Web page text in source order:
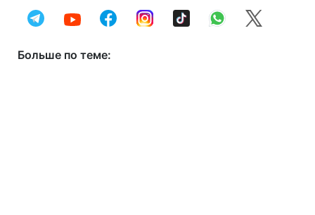
Больше по теме: